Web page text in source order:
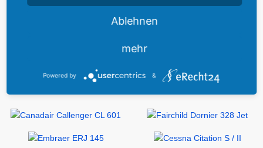
Ablehnen
mehr
Powered by &